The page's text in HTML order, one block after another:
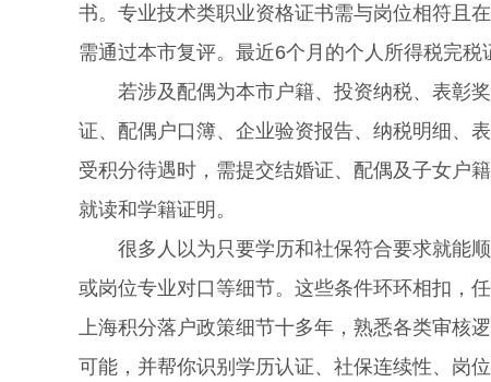
书。专业技术类职业资格证书需与岗位相符且
需通过本市复评。最近6个月的个人所得税完税
若涉及配偶为本市户籍、投资纳税、表彰奖
证、配偶户口簿、企业验资报告、纳税明细、
受积分待遇时，需提交结婚证、配偶及子女户
就读和学籍证明。
很多人以为只要学历和社保符合要求就能顺
或岗位专业对口等细节。这些条件环环相扣，
上海积分落户政策细节十多年，熟悉各类审核
可能，并帮你识别学历认证、社保连续性、岗位